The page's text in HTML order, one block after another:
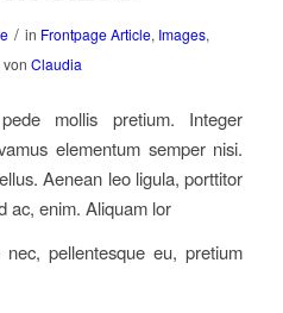
/ in Frontpage Article, Images,
vonClaudia
mollis pretium. Integer
elementum semper nisi.
Aenean leo ligula, porttitor
ac, enim. Aliquam lor
pellentesque eu, pretium